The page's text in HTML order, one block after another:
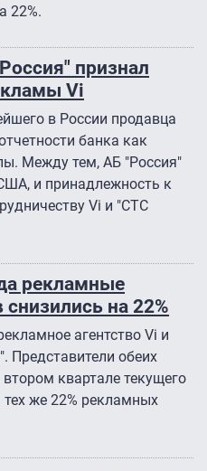
22%.
признал
Vi
в России продавца
банка как
Между тем, АБ "Россия"
и принадлежность к
Vi и "СТС
рекламные
на 22%
агентство Vi и
Представители обеих
квартале текущего
тех же 22% рекламных